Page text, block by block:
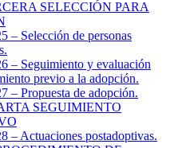
SELECCIÓN PARA
– Selección de personas
– Seguimiento y evaluación
previo a la adopción.
– Propuesta de adopción.
SEGUIMIENTO
– Actuaciones postadoptivas.